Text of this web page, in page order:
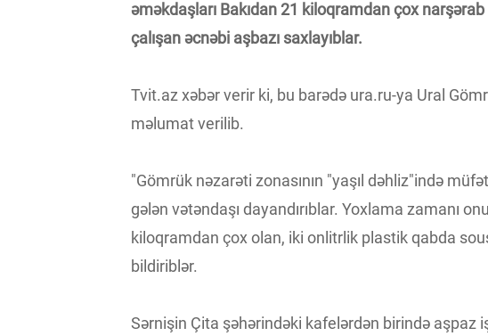
əməkdaşları Bakıdan 21 kiloqramdan çox
çalışan əcnəbi aşbazı saxlayıblar.
Tvit.az xəbər verir ki, bu barədə ura.ru-ya Ural
məlumat verilib.
"Gömrük nəzarəti zonasının "yaşıl dəhliz"ində
gələn vətəndaşı dayandırıblar. Yoxlama zamanı
kiloqramdan çox olan, iki onlitrlik plastik qabda
bildiriblər.
Sərnişin Çita şəhərindəki kafelərdən birində aşpaz